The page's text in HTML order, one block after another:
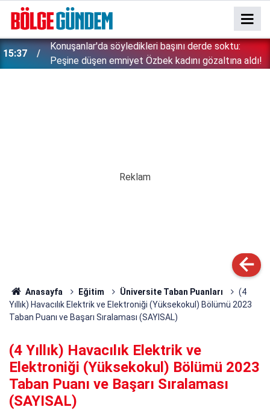
15:37
Konuşanlar'da söyledikleri başını derde soktu:
Peşine düşen emniyet Özbek kadını gözaltına aldı!
Anasayfa Eğitim Üniversite Taban Puanları
(4
Yıllık) Havacılık Elektrik ve Elektroniği (Yüksekokul) Bölümü 2023
Taban Puanı ve Başarı Sıralaması (SAYISAL)
(4 Yıllık) Havacılık Elektrik ve
Elektroniği (Yüksekokul) Bölümü 2023
Taban Puanı ve Başarı Sıralaması
(SAYISAL)